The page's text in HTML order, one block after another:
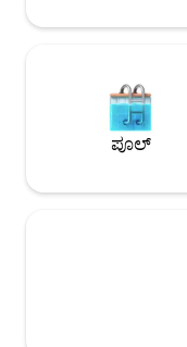
ಪೂಲ್